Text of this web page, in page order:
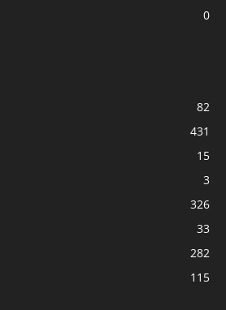
0
82
431
15
3
326
33
282
115